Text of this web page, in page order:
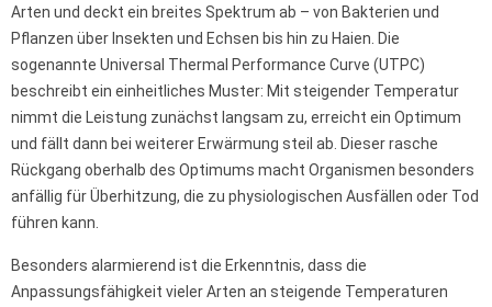
Arten und deckt ein breites Spektrum ab – von Bakterien und
Pflanzen über Insekten und Echsen bis hin zu Haien. Die
sogenannte Universal Thermal Performance Curve (UTPC)
beschreibt ein einheitliches Muster: Mit steigender Temperatur
nimmt die Leistung zunächst langsam zu, erreicht ein Optimum
und fällt dann bei weiterer Erwärmung steil ab. Dieser rasche
Rückgang oberhalb des Optimums macht Organismen besonders
anfällig für Überhitzung, die zu physiologischen Ausfällen oder Tod
führen kann.
Besonders alarmierend ist die Erkenntnis, dass die
Anpassungsfähigkeit vieler Arten an steigende Temperaturen